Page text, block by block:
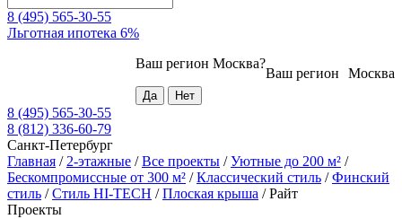
8 (495) 565-30-55
Льготная ипотека 6%
Москва
Ваш регион
Ваш регион Москва?
8 (495) 565-30-55
8 (812) 336-60-79
Санкт-Петербург
Главная / 2-этажные /Все проекты /Уютные до 200 м² /
Бескомпромиссные от 300 м² /Классический стиль /Финский
стиль /Стиль HI-TECH /Плоская крыша /Райт
Проекты